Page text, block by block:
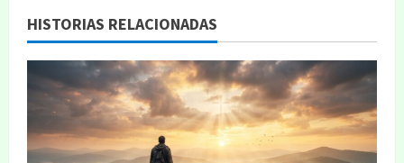
HISTORIAS RELACIONADAS